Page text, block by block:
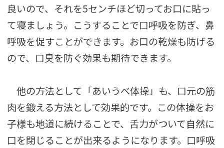
良いので、それを5センチほど切ってお口に貼っ
て寝ましょう。こうすることで口呼吸を防ぎ、鼻
呼吸を促すことができます。お口の乾燥も防げる
ので、口臭を防ぐ効果も期待できます。
他の方法として「あいうべ体操」も、口元の筋
肉を鍛える方法として効果的です。この体操をお
子様も地道に続けることで、舌力がついて自然に
口を閉じることが出来るようになります。口呼吸